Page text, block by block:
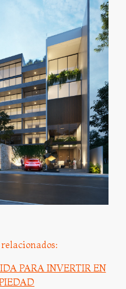
PARA INVERTIR EN